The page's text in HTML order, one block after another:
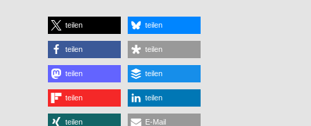
teilen teilen
teilen teilen
teilen teilen
teilen teilen
teilen E-Mail